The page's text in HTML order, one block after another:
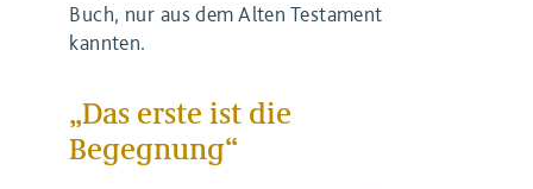
Buch, nur aus dem Alten Testament
kannten.
„Das erste ist die
Begegnung“